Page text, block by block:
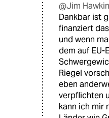
@Jim
Dankbar ist
finanziert
und wenn
dem auf EU-
Riegel
eben
verpflichten
kann ich mir